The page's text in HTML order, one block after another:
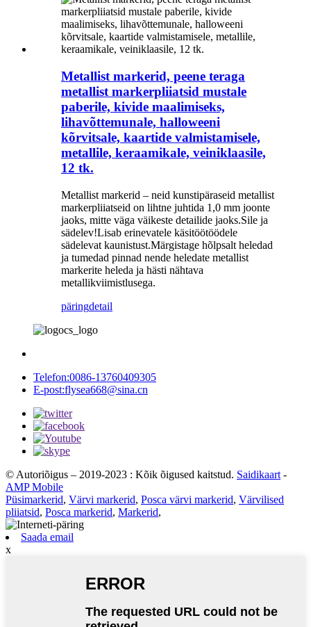
Metallist markerid, peene teraga
metallist markerpliiatsid mustale
paberile, kivide maalimiseks,
lihavõttemunale, halloweeni
kõrvitsale, kaartide valmistamisele,
metallile, keraamikale, veiniklaasile,
12 tk.
Metallist markerid – neid kunstipäraseid metallist
markerpliiatseid on lihtne juhtida 1,0 mm joonte
jaoks, mitte väga väikeste detailide jaoks.Sile ja
sädelev!Lisab erinevatele käsitöötöödele
sädelevat kaunistust.Märgistage hõlpsalt heledad
ja tumedad pinnad nende heledate metallist
markerite heleda ja hästi nähtava
metallikviimistlusega.
päringdetail
Telefon:0086-13760409305
E-post:flysea668@sina.cn
© Autoriõigus – 2019-2023 : Kõik õigused kaitstud. Saidikaart -
AMP Mobile
Püsimarkerid, Värvi markerid, Posca värvi markerid, Värvilised
pliiatsid, Posca markerid, Markerid,
Saada email
x